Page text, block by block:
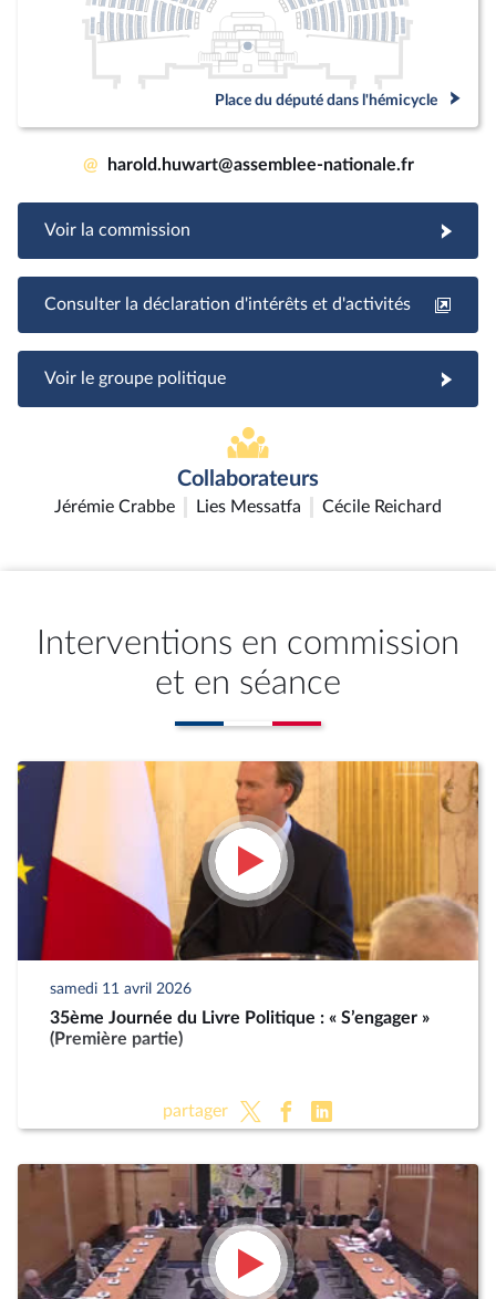
Place du député dans l'hémicycle
@ harold.huwart@assemblee-nationale.fr
Voir la commission
Consulter la déclaration d'intérêts et d'activités
Voir le groupe politique
Collaborateurs
Jérémie Crabbe Lies Messatfa Cécile Reichard
Interventions en commission
et en séance
samedi 11 avril 2026
35ème Journée du Livre Politique : « S’engager »
(Première partie)
partager